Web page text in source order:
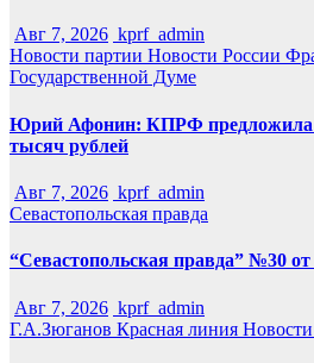
Авг 7, 2026 kprf_admin
Новости партии Новости России
Государственной Думе
Юрий Афонин: КПРФ предложила
тысяч рублей
Авг 7, 2026 kprf_admin
Севастопольская правда
“Севастопольская правда” №30 от
Авг 7, 2026 kprf_admin
Г.А.Зюганов Красная линия